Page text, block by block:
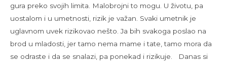
gura preko svojih limita. Malobrojni to mogu. U životu, pa
uostalom i u umetnosti, rizik je važan. Svaki umetnik je
uglavnom uvek rizikovao nešto. Ja bih svakoga poslao na
brod u mladosti, jer tamo nema mame i tate, tamo mora da
se odraste i da se snalazi, pa ponekad i rizikuje. Danas si